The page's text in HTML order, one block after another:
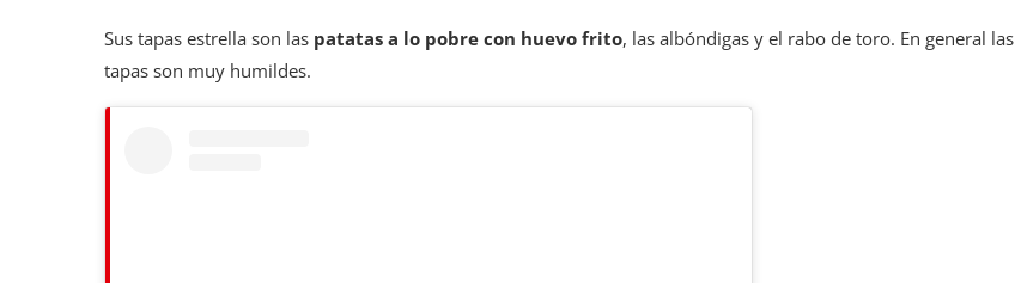
Sus tapas estrella son las patatas a lo pobre con huevo frito, las albóndigas y el rabo de toro. En general las
tapas son muy humildes.